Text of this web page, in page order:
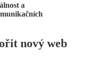
a
nový web